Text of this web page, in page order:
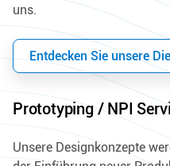
uns.
Entdecken Sie unsere
Prototyping / NPI
Unsere Designkonzepte